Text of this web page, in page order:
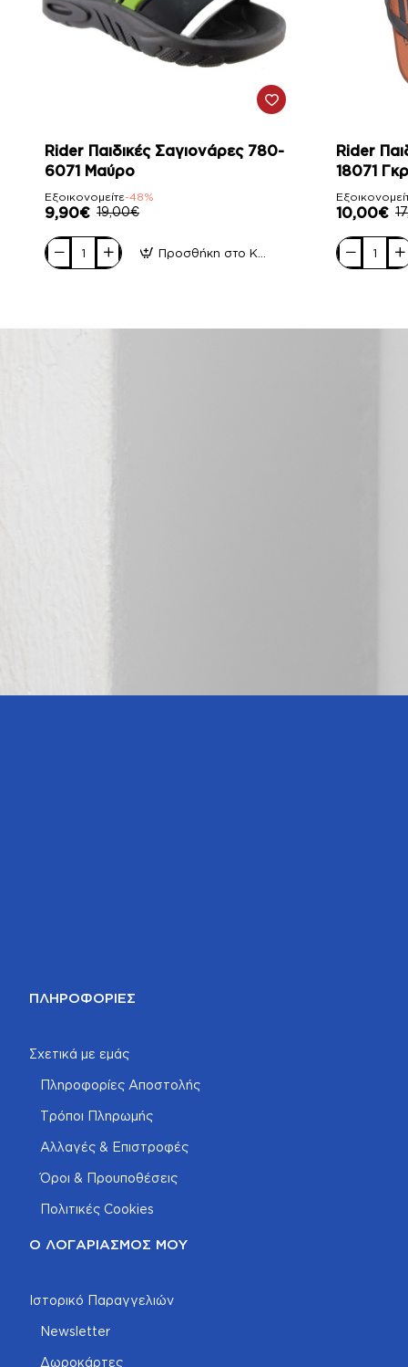
-48%
Rider Παιδικές Σαγιονάρες 780-
6071 Μαύρο
Εξοικονομείτε-48%
9,90€ 19,00€
Rider
Παιδικές
Μαύρο
Προσθήκη στο Καλάθι
-44%
Rider
18071
10,00€
Rider
Παιδικές
Γκρί
ΠΛΗΡΟΦΟΡΊΕΣ
Σχετικά με εμάς
Πληροφορίες Αποστολής
Τρόποι Πληρωμής
Αλλαγές & Επιστροφές
Όροι & Προυποθέσεις
Πολιτικές Cookies
Ο ΛΟΓΑΡΙΑΣΜΌΣ ΜΟΥ
Ιστορικό Παραγγελιών
Newsletter
Δωροκάρτες